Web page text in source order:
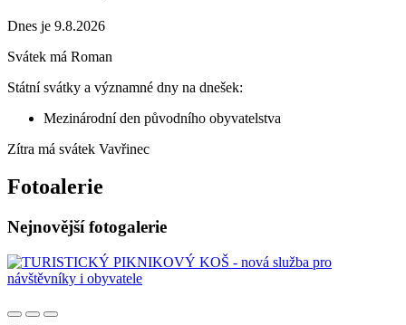
Dnes je 9.8.2026
Svátek má Roman
Státní svátky a významné dny na dnešek:
Mezinárodní den původního obyvatelstva
Zítra má svátek Vavřinec
Fotoalerie
Nejnovější fotogalerie